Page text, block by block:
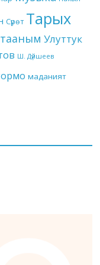
Сүрөт Тарых
тааным Улуттук
Ш. Дүйшеев
маданият